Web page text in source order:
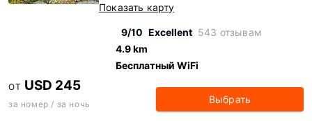
Показать карту
9/10 Excellent 543 отзывам
4.9 km
Бесплатный WiFi
ОТ USD 245
за номер / за ночь Выбрать